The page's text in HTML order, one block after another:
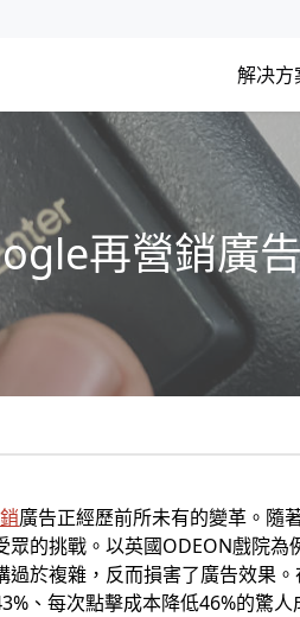
解决方
再營銷廣
廣告正經歷前所未有的變革。隨
眾的挑戰。以英國ODEON戲院
過於複雜，反而損害了廣告效果
、每次點擊成本降低46%的驚人